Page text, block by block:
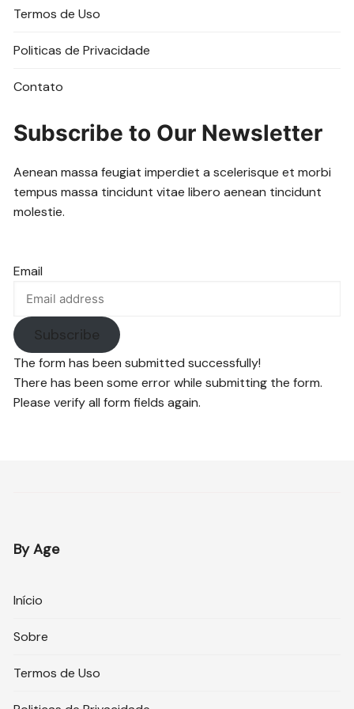
Termos de Uso
Politicas de Privacidade
Contato
Subscribe to Our Newsletter
Aenean massa feugiat imperdiet a scelerisque et morbi
tempus massa tincidunt vitae libero aenean tincidunt
molestie.
Email
Subscribe
The form has been submitted successfully!
There has been some error while submitting the form.
Please verify all form fields again.
By Age
Início
Sobre
Termos de Uso